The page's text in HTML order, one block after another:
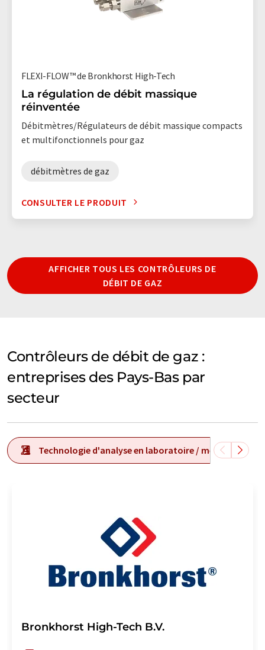
FLEXI-FLOW™ de Bronkhorst High-Tech
La régulation de débit massique
réinventée
Débitmètres/Régulateurs de débit massique compacts
et multifonctionnels pour gaz
débitmètres de gaz
CONSULTER LE PRODUIT
AFFICHER TOUS LES CONTRÔLEURS DE
DÉBIT DE GAZ
Contrôleurs de débit de gaz :
entreprises des Pays-Bas par
secteur
Technologie d'analyse en laboratoire / mesure en
Bronkhorst High-Tech B.V.